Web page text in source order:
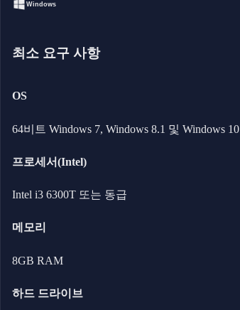
Windows
최소 요구 사항
OS
64비트 Windows 7, Windows 8.1 및 Windows 10
프로세서(Intel)
Intel i3 6300T 또는 동급
메모리
8GB RAM
하드 드라이브